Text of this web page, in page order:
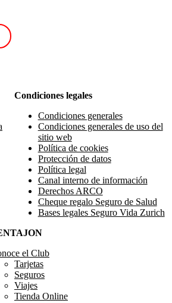
Condiciones legales
Condiciones generales
Condiciones generales de uso del
sitio web
Política de cookies
Protección de datos
Política legal
Canal interno de información
Derechos ARCO
Cheque regalo Seguro de Salud
Bases legales Seguro Vida Zurich
el Club
Tarjetas
Seguros
Viajes
Tienda Online